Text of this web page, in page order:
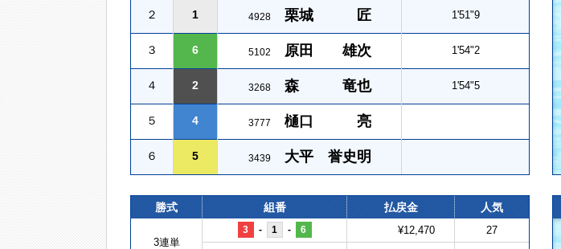
２ 1 4928 栗城 匠 1'51"9
３ 6 5102 原田 雄次 1'54"2
４ 2 3268 森 竜也 1'54"5
５ 4 3777 樋口 亮
６ 5 3439 大平 誉史明
勝式 組番 払戻金 人気
3連単
3 - 1 - 6 ¥12,470 27